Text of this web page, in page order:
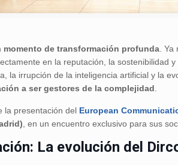
de transformación profunda .
en la reputación, la sostenibilidad
la irrupción de la inteligencia artificial y la
a ser gestores de la complejidad
la presentación del European
, en un encuentro exclusivo para sus
La evolución del